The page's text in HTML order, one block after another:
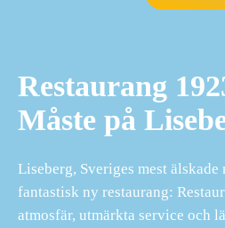
Restaurang
Måste på
Liseberg, Sveriges mest
fantastisk ny restaurang:
atmosfär, utmärkta service och